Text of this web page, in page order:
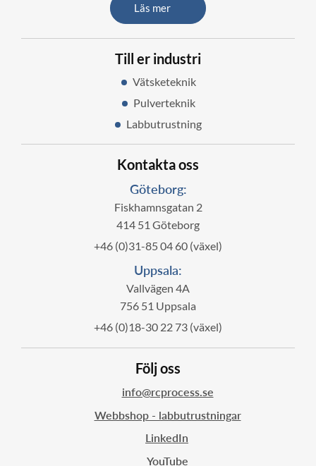
Läs mer
Till er industri
Vätsketeknik
Pulverteknik
Labbutrustning
Kontakta oss
Göteborg:
Fiskhamnsgatan 2
414 51 Göteborg
+46 (0)31-85 04 60 (växel)
Uppsala:
Vallvägen 4A
756 51 Uppsala
+46 (0)18-30 22 73 (växel)
Följ oss
info@rcprocess.se
Webbshop - labbutrustningar
LinkedIn
YouTube